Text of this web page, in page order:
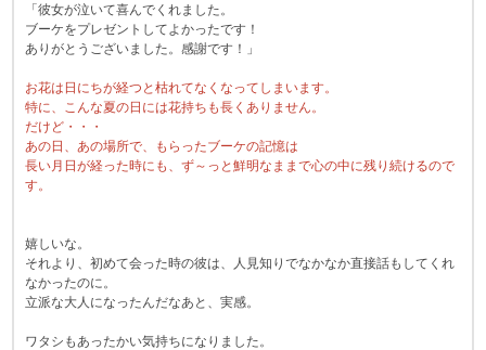
「彼女が泣いて喜んでくれました。
ブーケをプレゼントしてよかったです！
ありがとうございました。感謝です！」
お花は日にちが経つと枯れてなくなってしまいます。
特に、こんな夏の日には花持ちも長くありません。
だけど・・・
あの日、あの場所で、もらったブーケの記憶は
長い月日が経った時にも、ず～っと鮮明なままで心の中に残り続けるので
す。
嬉しいな。
それより、初めて会った時の彼は、人見知りでなかなか直接話もしてくれ
なかったのに。
立派な大人になったんだなあと、実感。
ワタシもあったかい気持ちになりました。